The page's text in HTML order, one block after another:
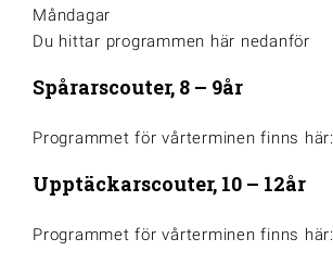
Måndagar
Du hittar programmen här nedanför
Spårarscouter, 8 – 9år
Programmet för vårterminen finns här:
Upptäckarscouter, 10 – 12år
Programmet för vårterminen finns här: